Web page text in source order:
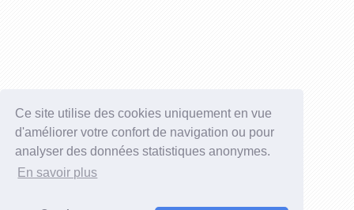
Ce site utilise des cookies uniquement en vue
d'améliorer votre confort de navigation ou pour
analyser des données statistiques anonymes.
En savoir plus